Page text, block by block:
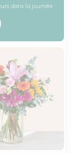
dans la journée